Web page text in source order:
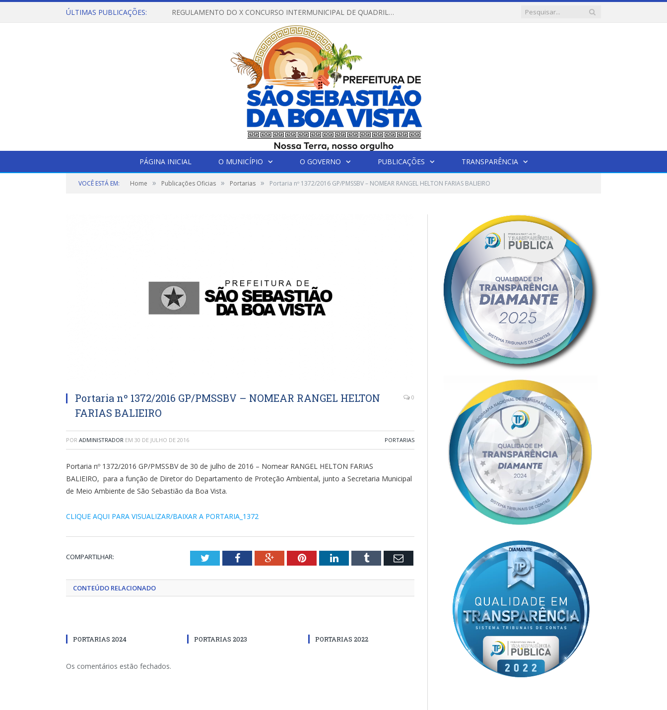
ÚLTIMAS PUBLICAÇÕES: REGULAMENTO DO X CONCURSO INTERMUNICIPAL DE QUADRILHAS JUNINAS – 2026 – ARRAIÁ DA VENEZA
PÁGINA INICIAL O MUNICÍPIO O GOVERNO PUBLICAÇÕES TRANSPARÊNCIA
VOCÊ ESTÁ EM: Home » Publicações Oficias » Portarias » Portaria nº 1372/2016 GP/PMSSBV – NOMEAR RANGEL HELTON FARIAS BALIEIRO
Portaria nº 1372/2016 GP/PMSSBV – NOMEAR RANGEL HELTON
FARIAS BALIEIRO
0
POR ADMINISTRADOR EM 30 DE JULHO DE 2016 PORTARIAS
Portaria nº 1372/2016 GP/PMSSBV de 30 de julho de 2016 – Nomear RANGEL HELTON FARIAS
BALIEIRO, para a função de Diretor do Departamento de Proteção Ambiental, junto a Secretaria Municipal
de Meio Ambiente de São Sebastião da Boa Vista.
CLIQUE AQUI PARA VISUALIZAR/BAIXAR A PORTARIA_1372
COMPARTILHAR: TwitterFacebookGoogle+PinterestLinkedInTumblr Email
CONTEÚDO RELACIONADO
PORTARIAS 2024 PORTARIAS 2023 PORTARIAS 2022
Os comentários estão fechados.